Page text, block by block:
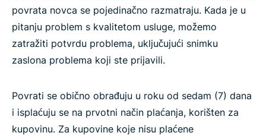
povrata novca se pojedinačno razmatraju. Kada je u
pitanju problem s kvalitetom usluge, možemo
zatražiti potvrdu problema, uključujući snimku
zaslona problema koji ste prijavili.
Povrati se obično obrađuju u roku od sedam (7) dana
i isplaćuju se na prvotni način plaćanja, korišten za
kupovinu. Za kupovine koje nisu plaćene